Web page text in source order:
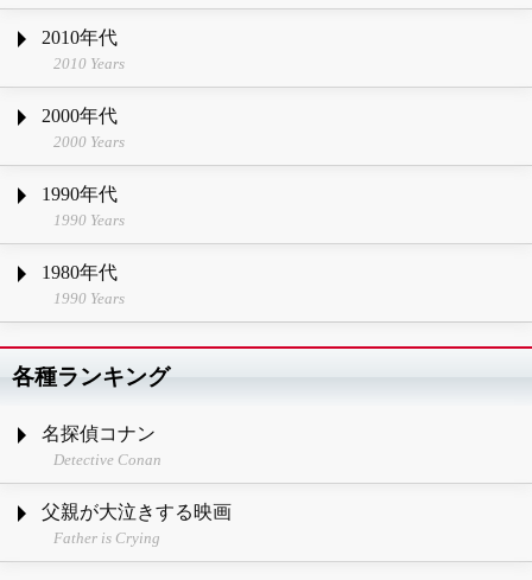
2010年代
2010 Years
2000年代
2000 Years
1990年代
1990 Years
1980年代
1990 Years
各種ランキング
名探偵コナン
Detective Conan
父親が大泣きする映画
Father is Crying